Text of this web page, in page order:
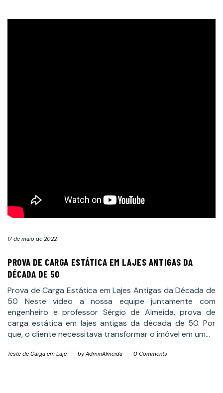
17 de maio de 2022
PROVA DE CARGA ESTÁTICA EM LAJES ANTIGAS DA
DÉCADA DE 50
Prova de Carga Estática em Lajes Antigas da Década de
50 Neste vídeo a nossa equipe juntamente com
engenheiro e professor Sérgio de Almeida, prova de
carga estática em lajes antigas da década de 50. Por
que, o cliente necessitava transformar o imóvel em um…
Teste de Carga em Laje - byAdminAlmeida - 0 Comments